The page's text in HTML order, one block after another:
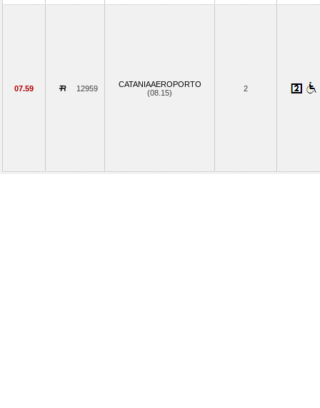
07.59 12959
CATANIAAEROPORTO
(08.15)
2